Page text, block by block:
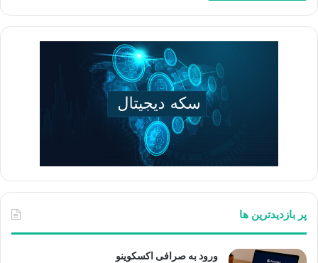
پر بازدیدترین ها
ورود به صرافی اکسکوینو